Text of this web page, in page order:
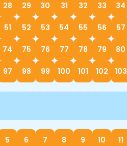
28 29 30 31 32 33 34
51 52 53 54 55 56 57
74 75 76 77 78 79 80
97 98 99 100 101 102 103
5 6 7 8 9 10 11